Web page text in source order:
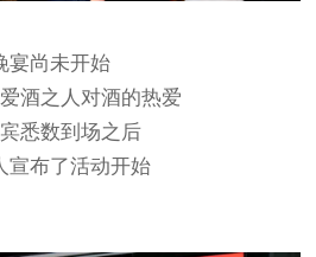
宴尚未开始
酒之人对酒的热爱
悉数到场之后
宣布了活动开始